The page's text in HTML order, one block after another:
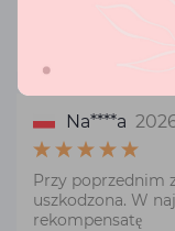
Na****a
Przy poprzednim
uszkodzona. W
rekompensatę